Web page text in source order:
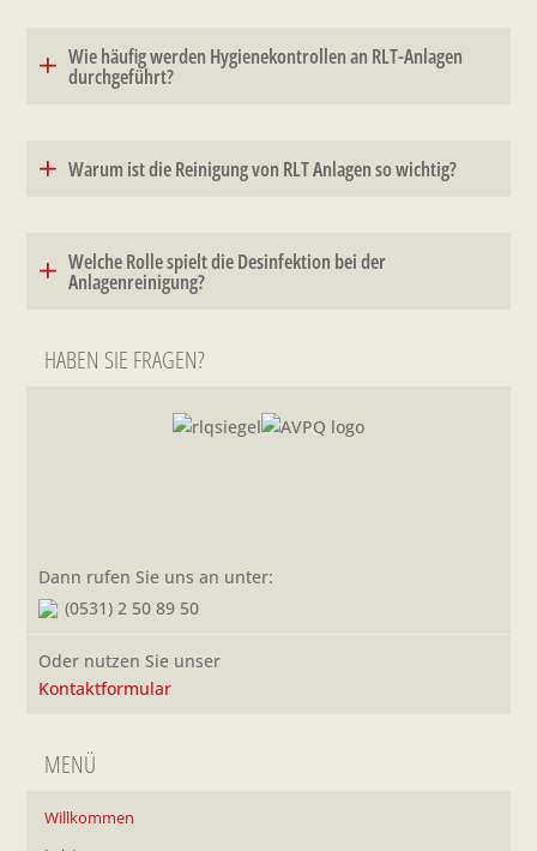
Wie häufig werden Hygienekontrollen an RLT-Anlagen
durchgeführt?
Warum ist die Reinigung von RLT Anlagen so wichtig?
Welche Rolle spielt die Desinfektion bei der
Anlagenreinigung?
HABEN SIE FRAGEN?
Dann rufen Sie uns an unter:
(0531) 2 50 89 50
Oder nutzen Sie unser
Kontaktformular
MENÜ
Willkommen